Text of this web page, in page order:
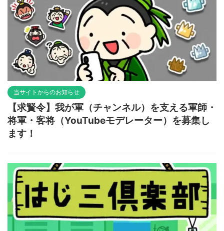
当サイトからのお知らせ
【求賢令】我が軍（チャンネル）を支える軍師・
将軍・客将（YouTubeモデレーター）を募集し
ます！